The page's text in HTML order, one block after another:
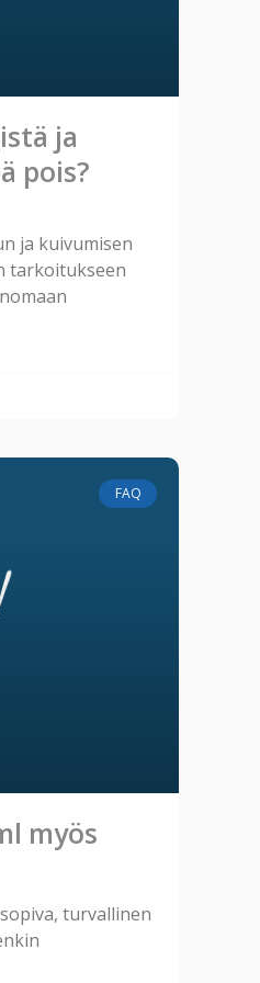
ja
pois?
ja kuivumisen
tarkoitukseen
FAQ
myös
turvallinen